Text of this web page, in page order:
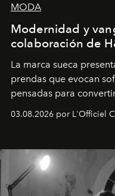
MODA
Modernidad y
colaboración de
La marca sueca
prendas que evocan
pensadas para
Disponible en Chile
03.08.2026 por L'Officiel